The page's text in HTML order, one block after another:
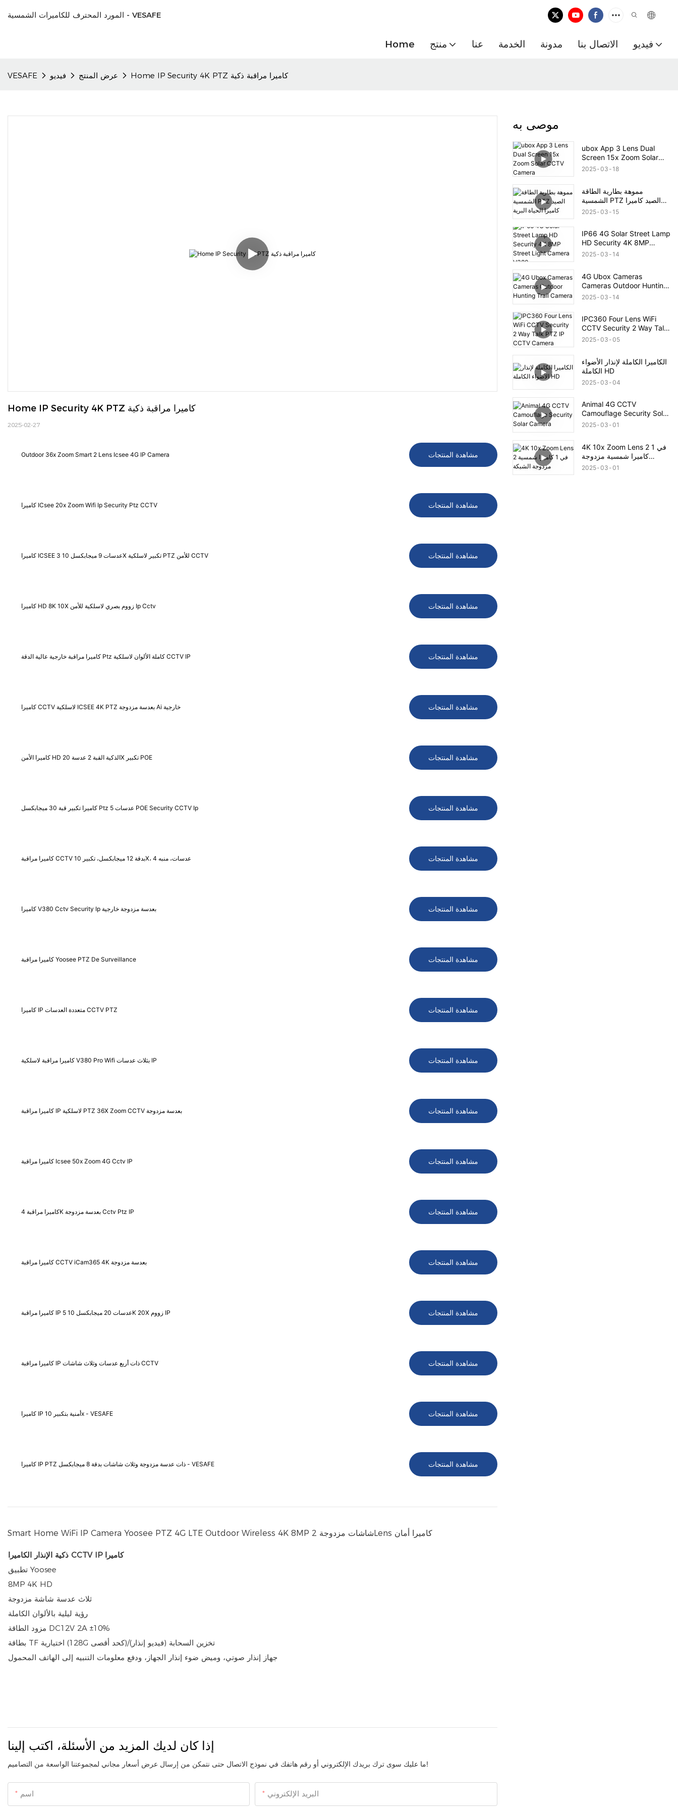
المورد المحترف للكاميرات الشمسية - VESAFE
Home منتج عنا الخدمة مدونة الاتصال بنا فيديو
VESAFE فيديو عرض المنتج Home IP Security 4K PTZ كاميرا مراقبة ذكية
Home IP Security 4K PTZ كاميرا مراقبة ذكية
2025-02-27
Outdoor 36x Zoom Smart 2 Lens Icsee 4G IP Camera مشاهدة المنتجات
كاميرا ICsee 20x Zoom Wifi Ip Security Ptz CCTV مشاهدة المنتجات
كاميرا ICSEE 3 عدسات 9 ميجابكسل 10X تكبير لاسلكية PTZ للأمن CCTV مشاهدة المنتجات
كاميرا HD 8K 10X زووم بصري لاسلكية للأمن Ip Cctv مشاهدة المنتجات
كاميرا مراقبة خارجية عالية الدقة Ptz كاملة الألوان لاسلكية CCTV IP مشاهدة المنتجات
كاميرا CCTV لاسلكية ICSEE 4K PTZ بعدسة مزدوجة Ai خارجية مشاهدة المنتجات
كاميرا الأمن HD الذكية القبة 2 عدسة 20X تكبير POE مشاهدة المنتجات
كاميرا تكبير قبة 30 ميجابكسل Ptz 5 عدسات POE Security CCTV Ip مشاهدة المنتجات
كاميرا مراقبة CCTV بدقة 12 ميجابكسل، تكبير 10X، 4 عدسات، منبه مشاهدة المنتجات
كاميرا V380 Cctv Security Ip بعدسة مزدوجة خارجية مشاهدة المنتجات
كاميرا مراقبة Yoosee PTZ De Surveillance مشاهدة المنتجات
كاميرا IP متعددة العدسات CCTV PTZ مشاهدة المنتجات
كاميرا مراقبة لاسلكية V380 Pro Wifi بثلاث عدسات IP مشاهدة المنتجات
كاميرا مراقبة IP لاسلكية PTZ 36X Zoom CCTV بعدسة مزدوجة مشاهدة المنتجات
كاميرا مراقبة Icsee 50x Zoom 4G Cctv IP مشاهدة المنتجات
كاميرا مراقبة 4K بعدسة مزدوجة Cctv Ptz IP مشاهدة المنتجات
كاميرا مراقبة CCTV iCam365 4K بعدسة مزدوجة مشاهدة المنتجات
كاميرا مراقبة IP 5 عدسات 20 ميجابكسل 10K 20X زووم IP مشاهدة المنتجات
كاميرا مراقبة IP ذات أربع عدسات وثلاث شاشات CCTV مشاهدة المنتجات
كاميرا IP أمنية بتكبير 10x - VESAFE مشاهدة المنتجات
كاميرا IP PTZ ذات عدسة مزدوجة وثلاث شاشات بدقة 8 ميجابكسل - VESAFE مشاهدة المنتجات
Smart Home WiFi IP Camera Yoosee PTZ 4G LTE Outdoor Wireless 4K 8MP شاشات مزدوجة 2Lens كاميرا أمان
ذكية الإنذار الكاميرا CCTV IP كاميرا
تطبيق Yoosee
8MP 4K HD
ثلاث عدسة شاشة مزدوجة
رؤية ليلية بالألوان الكاملة
مزود الطاقة DC12V 2A ±10%
بطاقة TF اختيارية (128G كحد أقصى)/تخزين السحابة (فيديو إنذار)
جهاز إنذار صوتي، وميض ضوء إنذار الجهاز، ودفع معلومات التنبيه إلى الهاتف المحمول
إذا كان لديك المزيد من الأسئلة، اكتب إلينا
ما عليك سوى ترك بريدك الإلكتروني أو رقم هاتفك في نموذج الاتصال حتى نتمكن من إرسال عرض أسعار مجاني لمجموعتنا الواسعة من التصاميم!
اسم البريد الإلكتروني
موصى به
ubox App 3 Lens Dual
Screen 15x Zoom Solar
CCTV Camera
2025 03 18
مموهة بطارية الطاقة
الشمسية PTZ الصيد كاميرا
الحياة البرية
2025 03 15
IP66 4G Solar Street Lamp
HD Security 4K 8MP
Street Light Camera V380
2025 03 14
4G Ubox Cameras
Cameras Outdoor Hunting
Trail Camera
2025 03 14
IPC360 Four Lens WiFi
CCTV Security 2 Way Talk
PTZ IP CCTV Camera
2025 03 05
الكاميرا الكاملة لإنذار الأضواء
الكاملة HD
2025 03 04
Animal 4G CCTV
Camouflage Security Solar
Camera
2025 03 01
4K 10x Zoom Lens 2 في 1
كاميرا شمسية مزدوجة
الشبكة
2025 03 01